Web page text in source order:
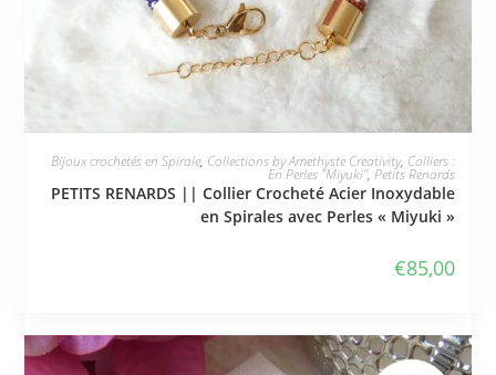
JE L'ADOPTE
Bijoux crochetés en Spirale, Collections by Amethyste Creativity, Colliers :
En Perles "Miyuki", Petits Renards
PETITS RENARDS || Collier Crocheté Acier Inoxydable
en Spirales avec Perles « Miyuki »
€85,00